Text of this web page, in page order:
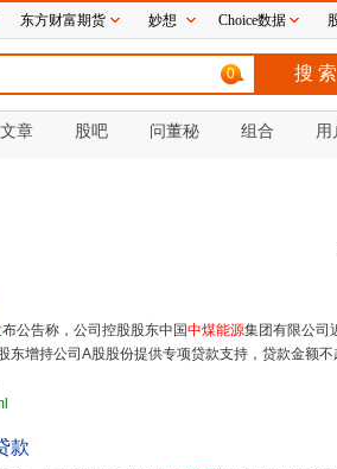
0
文章 股吧 问董秘 组合 用
公告称，公司控股股东中国中煤能源集团有限公司
东增持公司A股股份提供专项贷款支持，贷款金额
款
东方财富期货 妙想 Choice数据